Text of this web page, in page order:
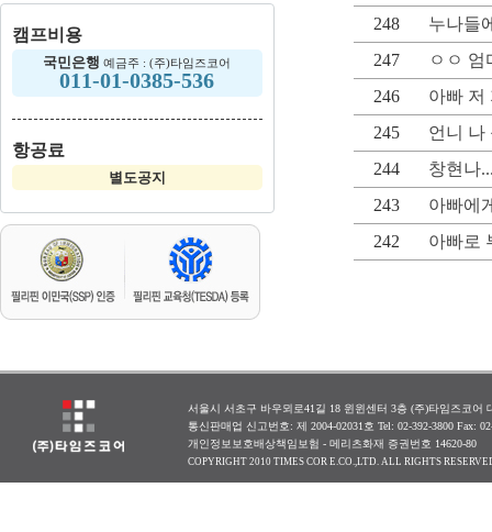
캠프비용
국민은행 예금주 : (주)타임즈코어
011-01-0385-536
항공료
별도공지
248
누나들
247
ㅇㅇ 엄
246
아빠 저
245
언니 나
244
창현나
243
아빠에
242
아빠로
서울시 서초구 바우뫼로41길 18 윈윈센터 3층 (주)타임즈코어
통신판매업 신고번호: 제 2004-02031호 Tel: 02-392-3800 Fax:
개인정보보호배상책임보험 - 메리츠화재 증권번호 14620-80
COPYRIGHT 2010 TIMES COR E.CO.,LTD. ALL RIGHTS